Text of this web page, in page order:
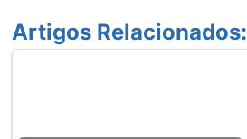
Artigos Relacionados: